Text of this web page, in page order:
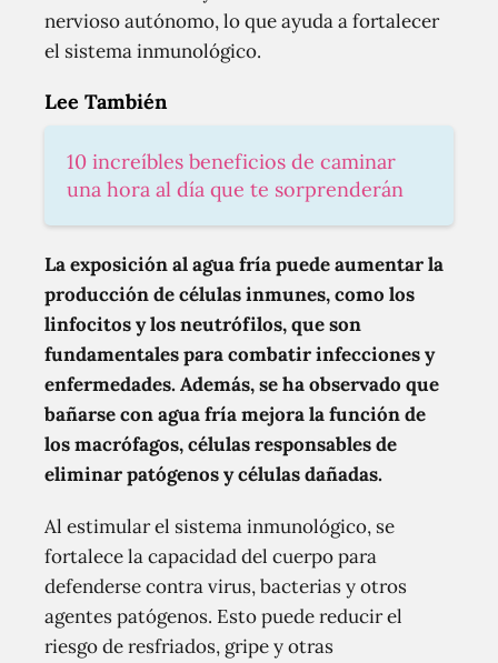
nervioso autónomo, lo que ayuda a fortalecer
el sistema inmunológico.
Lee También
10 increíbles beneficios de caminar
una hora al día que te sorprenderán
La exposición al agua fría puede aumentar la
producción de células inmunes, como los
linfocitos y los neutrófilos, que son
fundamentales para combatir infecciones y
enfermedades. Además, se ha observado que
bañarse con agua fría mejora la función de
los macrófagos, células responsables de
eliminar patógenos y células dañadas.
Al estimular el sistema inmunológico, se
fortalece la capacidad del cuerpo para
defenderse contra virus, bacterias y otros
agentes patógenos. Esto puede reducir el
riesgo de resfriados, gripe y otras